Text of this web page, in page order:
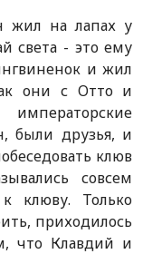
жил на лапах у
света - это ему
и жил
они с Отто и
были друзья, и
клюв
совсем
клюву. Только
приходилось
что Клавдий и